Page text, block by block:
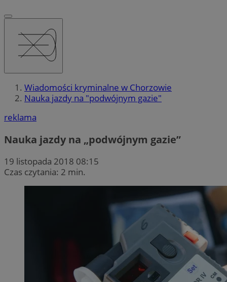
Wiadomości kryminalne w Chorzowie
Nauka jazdy na "podwójnym gazie"
reklama
Nauka jazdy na „podwójnym gazie”
19 listopada 2018 08:15
Czas czytania: 2 min.